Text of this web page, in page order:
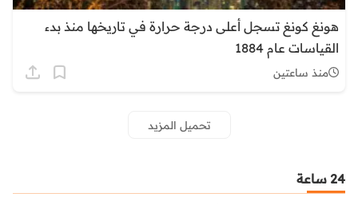
هونغ كونغ تسجل أعلى درجة حرارة في تاريخها منذ بدء
القياسات عام 1884
منذ ساعتين
تحميل المزيد
24 ساعة